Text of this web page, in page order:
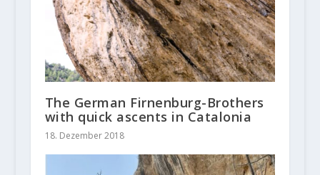
The German Firnenburg-Brothers
with quick ascents in Catalonia
18. Dezember 2018